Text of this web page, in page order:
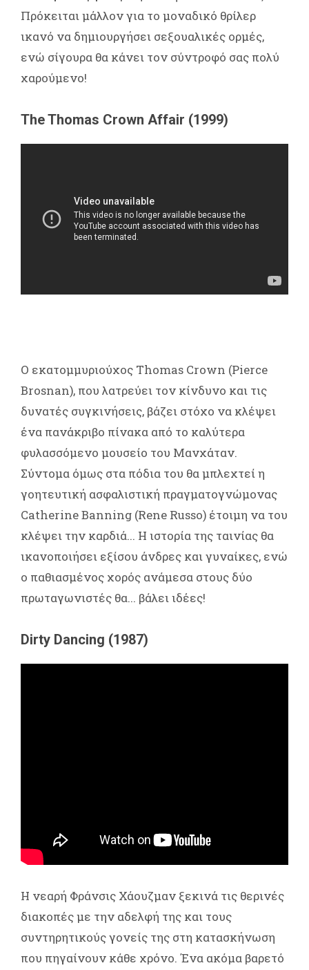
Πρόκειται μάλλον για το μοναδικό θρίλερ
ικανό να δημιουργήσει σεξουαλικές ορμές,
ενώ σίγουρα θα κάνει τον σύντροφό σας πολύ
χαρούμενο!
The Thomas Crown Affair (1999)
Ο εκατομμυριούχος Thomas Crown (Pierce
Brosnan), που λατρεύει τον κίνδυνο και τις
δυνατές συγκινήσεις, βάζει στόχο να κλέψει
ένα πανάκριβο πίνακα από το καλύτερα
φυλασσόμενο μουσείο του Μανχάταν.
Σύντομα όμως στα πόδια του θα μπλεχτεί η
γοητευτική ασφαλιστική πραγματογνώμονας
Catherine Banning (Rene Russo) έτοιμη να του
κλέψει την καρδιά... Η ιστορία της ταινίας θα
ικανοποιήσει εξίσου άνδρες και γυναίκες, ενώ
ο παθιασμένος χορός ανάμεσα στους δύο
πρωταγωνιστές θα... βάλει ιδέες!
Dirty Dancing (1987)
Η νεαρή Φράνσις Χάουζμαν ξεκινά τις θερινές
διακοπές με την αδελφή της και τους
συντηρητικούς γονείς της στη κατασκήνωση
που πηγαίνουν κάθε χρόνο. Ένα ακόμα βαρετό